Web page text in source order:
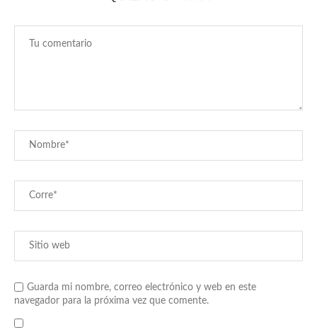
Guarda mi nombre, correo electrónico y web en este
navegador para la próxima vez que comente.